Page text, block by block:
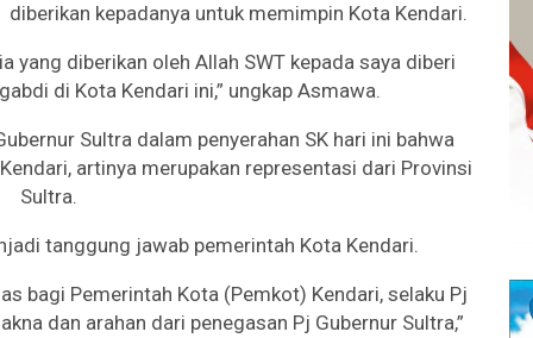
diberikan kepadanya untuk memimpin Kota Kendari.
yang diberikan oleh Allah SWT kepada saya diberi
di Kota Kendari ini,” ungkap Asmawa.
Sultra dalam penyerahan SK hari ini bahwa
artinya merupakan representasi dari Provinsi
Sultra.
tanggung jawab pemerintah Kota Kendari.
bagi Pemerintah Kota (Pemkot) Kendari, selaku Pj
dan arahan dari penegasan Pj Gubernur Sultra,”